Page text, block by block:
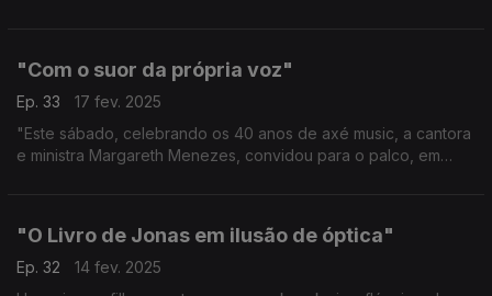
"Com o suor da própria voz"
Ep. 33
17 fev. 2025
"Este sábado, celebrando os 40 anos de axé music, a cantora
e ministra Margareth Menezes, convidou para o palco, em
"O Livro de Jonas em ilusão de óptica"
Ep. 32
14 fev. 2025